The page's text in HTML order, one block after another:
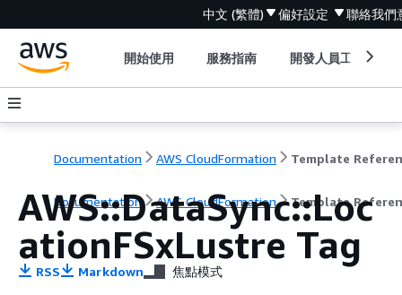
中文 (繁體) 偏好設定 聯絡我們
開始使用 服務指南 開發人員工具
Documentation AWS CloudFormation Template
Documentation AWS CloudFormation Template
AWS::DataSync::Loc
ationFSxLustre Tag
RSS Markdown 焦點模式